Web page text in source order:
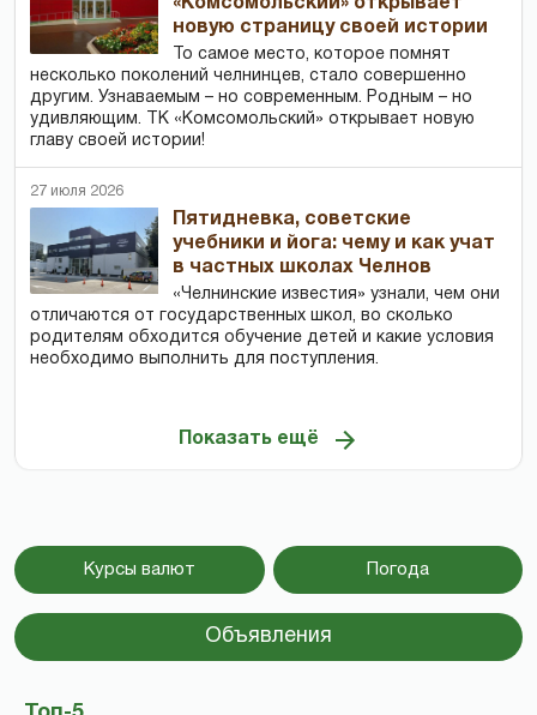
«Комсомольский» открывает
новую страницу своей истории
То самое место, которое помнят
несколько поколений челнинцев, стало совершенно
другим. Узнаваемым – но современным. Родным – но
удивляющим. ТК «Комсомольский» открывает новую
главу своей истории!
27 июля 2026
Пятидневка, советские
учебники и йога: чему и как учат
в частных школах Челнов
«Челнинские известия» узнали, чем они
отличаются от государственных школ, во сколько
родителям обходится обучение детей и какие условия
необходимо выполнить для поступления.
Показать ещё
Курсы валют Погода
Объявления